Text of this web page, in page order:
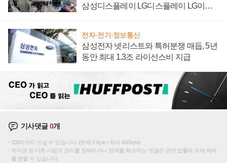
삼성디스플레이 LG디스플레이 LG이노
전자·전기·정보통신
삼성전자 넷리스트와 특허분쟁 매듭, 5년
동안 최대 1.3조 라이선스비 지급
기사댓글0개
200자까지 쓰실 수 있습니다. (현재 0 byte / 최대 400byte)
저작권 등 다른 사람의 권리를 침해하거나 명예를 훼손하는 댓글은 관련 법률에 의해 제재
를 받을 수 있습니다.